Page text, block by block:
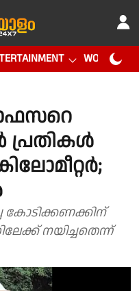
WORLD CUP
പ്രതികൾ
കോടിക്കണക്കിന്
നയിച്ചതെന്ന്